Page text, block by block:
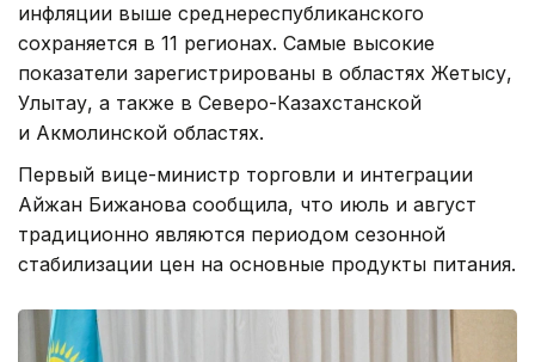
инфляции выше среднереспубликанского
сохраняется в 11 регионах. Самые высокие
показатели зарегистрированы в областях Жетысу,
Улытау, а также в Северо-Казахстанской
и Акмолинской областях.
Первый вице-министр торговли и интеграции
Айжан Бижанова сообщила, что июль и август
традиционно являются периодом сезонной
стабилизации цен на основные продукты питания.